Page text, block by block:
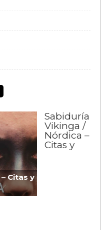
Citas y
Sabiduría
Vikinga /
Nórdica –
Citas y